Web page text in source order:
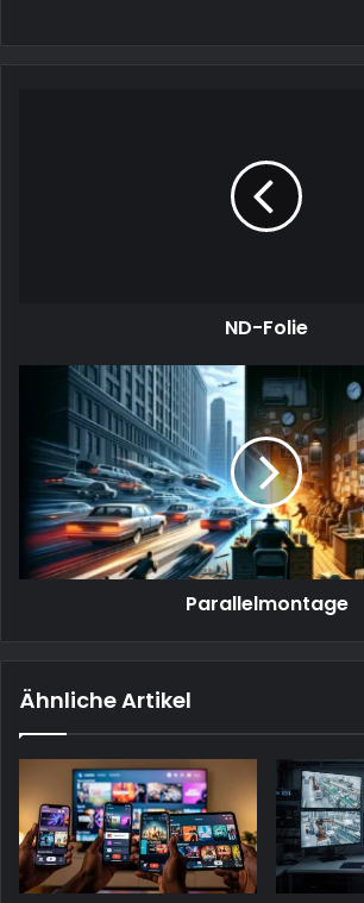
ND-Folie
Parallelmontage
Parallelmontage
Ähnliche Artikel